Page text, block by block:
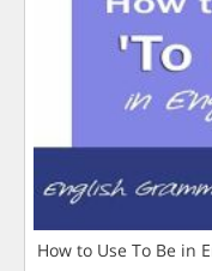
How to Use To Be in